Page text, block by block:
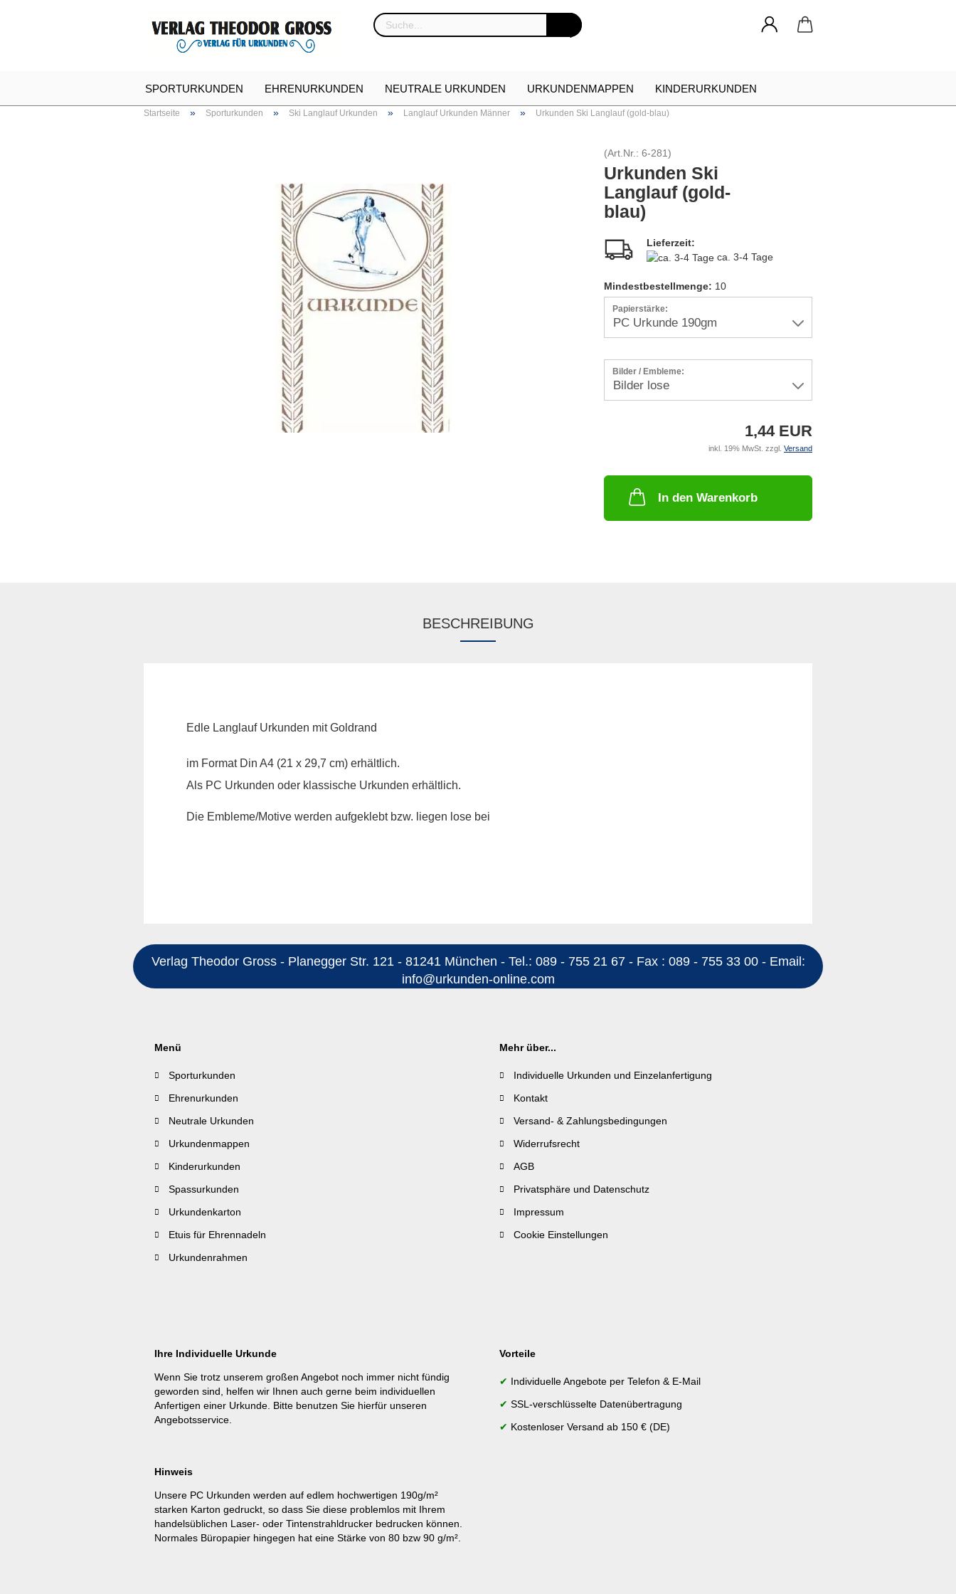
SPORTURKUNDEN EHRENURKUNDEN NEUTRALE URKUNDEN URKUNDENMAPPEN KINDERURKUNDEN
Startseite » Sporturkunden » Ski Langlauf Urkunden » Langlauf Urkunden Männer » Urkunden Ski Langlauf (gold-blau)
(Art.Nr.: 6-281)
Urkunden Ski
Langlauf (gold-
blau)
Lieferzeit:
ca. 3-4 Tage
Mindestbestellmenge: 10
Papierstärke:
Bilder / Embleme:
1,44 EUR
inkl. 19% MwSt. zzgl. Versand
In den Warenkorb
BESCHREIBUNG
Edle Langlauf Urkunden mit Goldrand
im Format Din A4 (21 x 29,7 cm) erhältlich.
Als PC Urkunden oder klassische Urkunden erhältlich.
Die Embleme/Motive werden aufgeklebt bzw. liegen lose bei
Verlag Theodor Gross - Planegger Str. 121 - 81241 München - Tel.: 089 - 755 21 67 - Fax : 089 - 755 33 00 - Email:
info@urkunden-online.com
Menü
Sporturkunden
Ehrenurkunden
Neutrale Urkunden
Urkundenmappen
Kinderurkunden
Spassurkunden
Urkundenkarton
Etuis für Ehrennadeln
Urkundenrahmen
Mehr über...
Individuelle Urkunden und Einzelanfertigung
Kontakt
Versand- & Zahlungsbedingungen
Widerrufsrecht
AGB
Privatsphäre und Datenschutz
Impressum
Cookie Einstellungen
Ihre Individuelle Urkunde
Wenn Sie trotz unserem großen Angebot noch immer nicht fündig
geworden sind, helfen wir Ihnen auch gerne beim individuellen
Anfertigen einer Urkunde. Bitte benutzen Sie hierfür unseren
Angebotsservice.
Hinweis
Unsere PC Urkunden werden auf edlem hochwertigen 190g/m²
starken Karton gedruckt, so dass Sie diese problemlos mit Ihrem
handelsüblichen Laser- oder Tintenstrahldrucker bedrucken können.
Normales Büropapier hingegen hat eine Stärke von 80 bzw 90 g/m².
Vorteile
✔ Individuelle Angebote per Telefon & E-Mail
✔ SSL-verschlüsselte Datenübertragung
✔ Kostenloser Versand ab 150 € (DE)